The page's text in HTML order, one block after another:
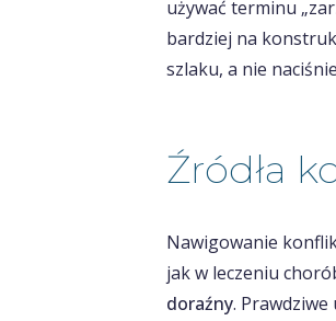
używać terminu
bardziej na
szlaku, a nie
Źródła
Nawigowanie
jak w leczeniu
doraźny.